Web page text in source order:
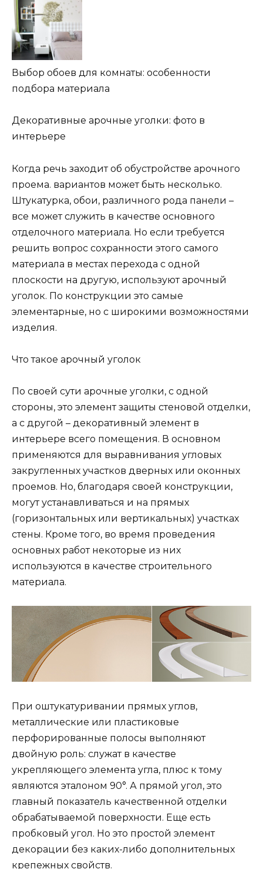
Выбор обоев для комнаты: особенности
подбора материала
Декоративные арочные уголки: фото в
интерьере
Когда речь заходит об обустройстве арочного
проема. вариантов может быть несколько.
Штукатурка, обои, различного рода панели –
все может служить в качестве основного
отделочного материала. Но если требуется
решить вопрос сохранности этого самого
материала в местах перехода с одной
плоскости на другую, используют арочный
уголок. По конструкции это самые
элементарные, но с широкими возможностями
изделия.
Что такое арочный уголок
По своей сути арочные уголки, с одной
стороны, это элемент защиты стеновой отделки,
а с другой – декоративный элемент в
интерьере всего помещения. В основном
применяются для выравнивания угловых
закругленных участков дверных или оконных
проемов. Но, благодаря своей конструкции,
могут устанавливаться и на прямых
(горизонтальных или вертикальных) участках
стены. Кроме того, во время проведения
основных работ некоторые из них
используются в качестве строительного
материала.
При оштукатуривании прямых углов,
металлические или пластиковые
перфорированные полосы выполняют
двойную роль: служат в качестве
укрепляющего элемента угла, плюс к тому
являются эталоном 90°. А прямой угол, это
главный показатель качественной отделки
обрабатываемой поверхности. Еще есть
пробковый угол. Но это простой элемент
декорации без каких-либо дополнительных
крепежных свойств.